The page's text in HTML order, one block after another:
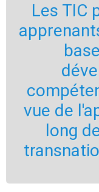
Les TIC
vue de
long